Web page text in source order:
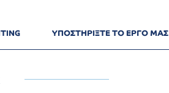
ΥΠΟΣΤΗΡΙΞΤΕ ΤΟ ΕΡΓΟ ΜΑΣ